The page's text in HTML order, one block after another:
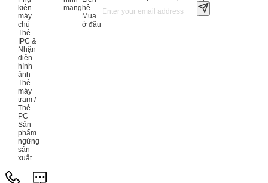
kiện
máy
chủ
Thẻ
IPC &
Nhận
diện
hình
ảnh
Thẻ
máy
trạm /
Thẻ
PC
Sản
phẩm
ngừng
sản
xuất
mạng hệ
Mua
ở đâu